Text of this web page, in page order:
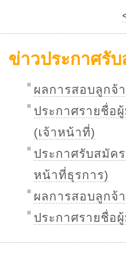
ข่าวประกาศรั
ผลการสอบลูกจ้
ประกาศรายชื่อ
(เจ้าหน้าที่)
ประกาศรับสมัค
หน้าที่ธุรการ)
ผลการสอบลูกจ้
ประกาศรายชื่อ